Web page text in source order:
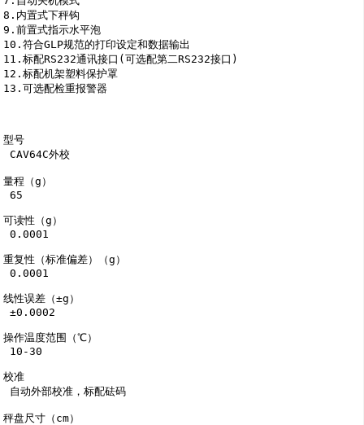
8.内置式下秤钩
9.前置式指示水平泡
10.符合GLP规范的打印设定和数据输出
11.标配RS232通讯接口(可选配第二RS232接口)
12.标配机架塑料保护罩
13.可选配检重报警器
型号
CAV64C外校
量程（g）
65
可读性（g）
0.0001
重复性（标准偏差）（g）
0.0001
线性误差（±g）
±0.0002
操作温度范围（℃）
校准
秤盘尺寸（cm）